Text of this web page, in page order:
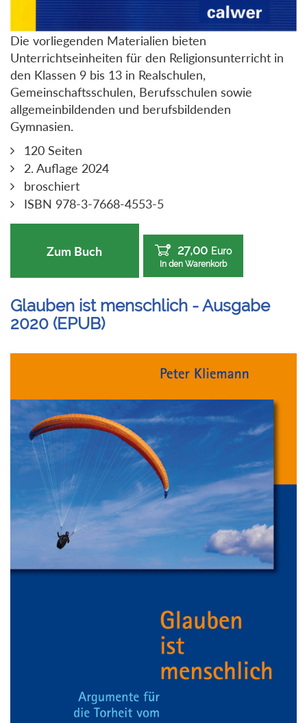
Die vorliegenden Materialien bieten
Unterrichtseinheiten für den Religionsunterricht in
den Klassen 9 bis 13 in Realschulen,
Gemeinschaftsschulen, Berufsschulen sowie
allgemeinbildenden und berufsbildenden
Gymnasien.
120 Seiten
2. Auflage 2024
broschiert
ISBN 978-3-7668-4553-5
Zum Buch 27,00 Euro
In den Warenkorb
Glauben ist menschlich - Ausgabe
2020 (EPUB)